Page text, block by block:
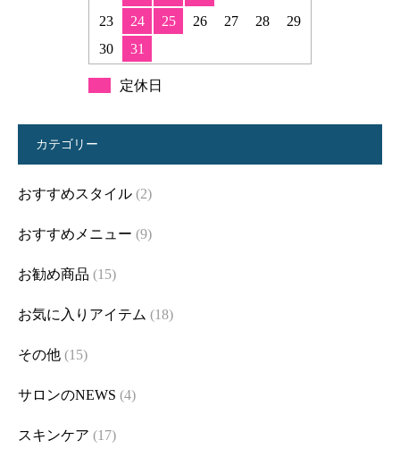
23
24 25 26 27 28
29
30
31
定休日
カテゴリー
おすすめスタイル (2)
おすすめメニュー (9)
お勧め商品 (15)
お気に入りアイテム (18)
その他 (15)
サロンのNEWS (4)
スキンケア (17)